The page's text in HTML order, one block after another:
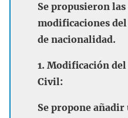
Se propusieron
modificaciones
de nacionalidad.
1. Modificación
Civil:
Se propone